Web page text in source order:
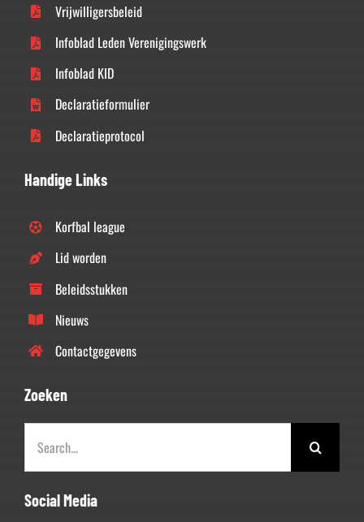
Vrijwilligersbeleid
Infoblad Leden Verenigingswerk
Infoblad KID
Declaratieformulier
Declaratieprotocol
Handige Links
Korfbal league
Lid worden
Beleidsstukken
Nieuws
Contactgegevens
Zoeken
naar:
Social Media